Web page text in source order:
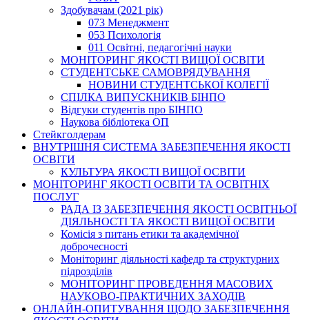
Здобувачам (2021 рік)
073 Менеджмент
053 Психологія
011 Освітні, педагогічні науки
МОНІТОРИНГ ЯКОСТІ ВИЩОЇ ОСВІТИ
СТУДЕНТСЬКЕ САМОВРЯДУВАННЯ
НОВИНИ СТУДЕНТСЬКОЇ КОЛЕГІЇ
СПІЛКА ВИПУСКНИКІВ БІНПО
Відгуки студентів про БІНПО
Наукова бібліотека ОП
Стейкголдерам
ВНУТРІШНЯ СИСТЕМА ЗАБЕЗПЕЧЕННЯ ЯКОСТІ
ОСВІТИ
КУЛЬТУРА ЯКОСТІ ВИЩОЇ ОСВІТИ
МОНІТОРИНГ ЯКОСТІ ОСВІТИ ТА ОСВІТНІХ
ПОСЛУГ
РАДА ІЗ ЗАБЕЗПЕЧЕННЯ ЯКОСТІ ОСВІТНЬОЇ
ДІЯЛЬНОСТІ ТА ЯКОСТІ ВИЩОЇ ОСВІТИ
Комісія з питань етики та академічної
доброчесності
Моніторинг діяльності кафедр та структурних
підрозділів
МОНІТОРИНГ ПРОВЕДЕННЯ МАСОВИХ
НАУКОВО-ПРАКТИЧНИХ ЗАХОДІВ
ОНЛАЙН-ОПИТУВАННЯ ЩОДО ЗАБЕЗПЕЧЕННЯ